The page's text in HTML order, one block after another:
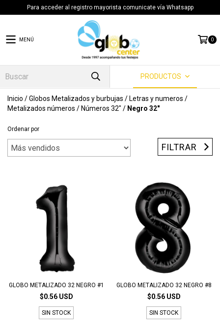
Para acceder al registro mayorista comunicate vía Whatsapp
MENÚ 0
PRODUCTOS
Inicio /Globos Metalizados y burbujas / Letras y numeros /
Metalizados números / Números 32" / Negro 32"
Ordenar por
FILTRAR
GLOBO METALIZADO 32 NEGRO #1
$0.56 USD
SIN STOCK
GLOBO METALIZADO 32 NEGRO #8
$0.56 USD
SIN STOCK